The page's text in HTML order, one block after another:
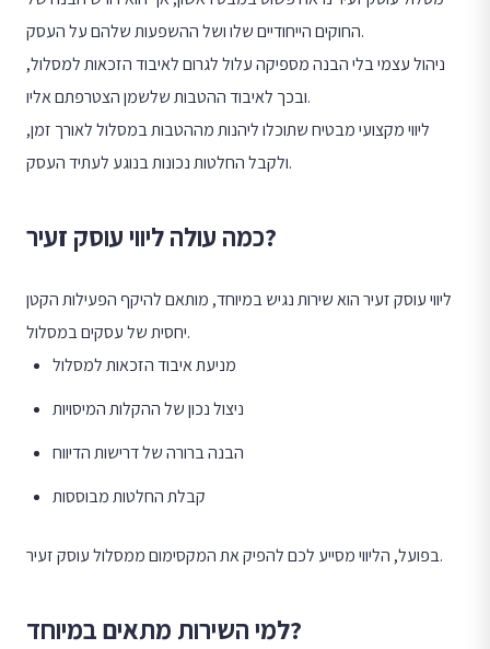
החוקים הייחודיים שלו ושל ההשפעות שלהם על העסק.
ניהול עצמי בלי הבנה מספיקה עלול לגרום לאיבוד הזכאות למסלול,
ובכך לאיבוד ההטבות שלשמן הצטרפתם אליו.
ליווי מקצועי מבטיח שתוכלו ליהנות מההטבות במסלול לאורך זמן,
ולקבל החלטות נכונות בנוגע לעתיד העסק.
כמה עולה ליווי עוסק זעיר?
ליווי עוסק זעיר הוא שירות נגיש במיוחד, מותאם להיקף הפעילות הקטן
יחסית של עסקים במסלול.
מניעת איבוד הזכאות למסלול
ניצול נכון של ההקלות המיסויות
הבנה ברורה של דרישות הדיווח
קבלת החלטות מבוססות
בפועל, הליווי מסייע לכם להפיק את המקסימום ממסלול עוסק זעיר.
למי השירות מתאים במיוחד?